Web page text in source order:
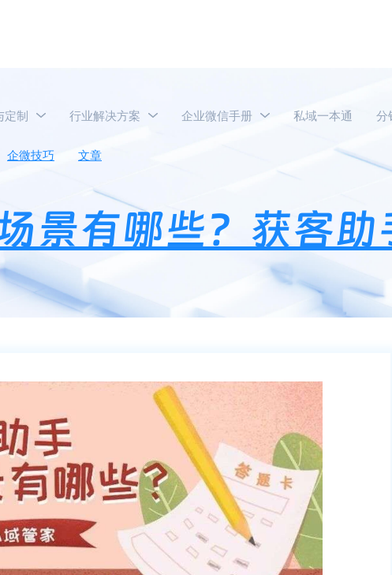
定制 行业解决方案 企业微信手册 私域一本通 分
企微技巧 文章 获客助手使用场景有哪些？获客助手怎么开通？
景有哪些？获客助